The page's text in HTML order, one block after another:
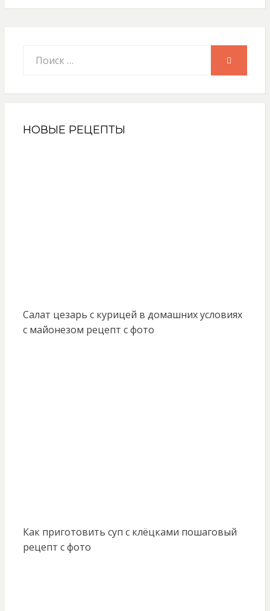
НОВЫЕ РЕЦЕПТЫ
Салат цезарь с курицей в домашних условиях
с майонезом рецепт с фото
Как приготовить суп с клёцками пошаговый
рецепт с фото